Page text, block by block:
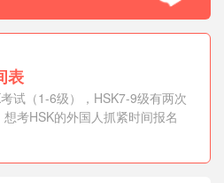
表
试（1-6级），HSK7-9级有两次
考HSK的外国人抓紧时间报名